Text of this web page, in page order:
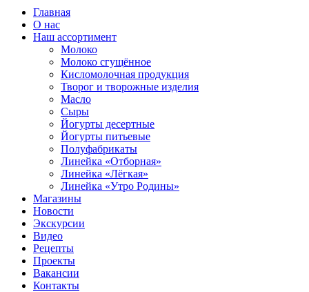
Главная
О нас
Наш ассортимент
Молоко
Молоко сгущённое
Кисломолочная продукция
Творог и творожные изделия
Масло
Сыры
Йогурты десертные
Йогурты питьевые
Полуфабрикаты
Линейка «Отборная»
Линейка «Лёгкая»
Линейка «Утро Родины»
Магазины
Новости
Экскурсии
Видео
Рецепты
Проекты
Вакансии
Контакты